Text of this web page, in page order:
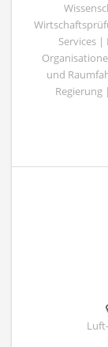
Services
und
Regierung